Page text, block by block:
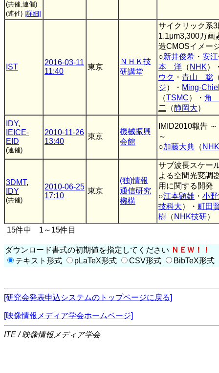
(共催,連催)
(連催) [詳細]
IST
2016-03-11
11:40
東京
ＮＨＫ技
研講堂
サイクリック系
1.1μm3,300万画
造CMOSイメー
○新井俊希 ・ 安
本 洋 （ NHK）
ウク ・ 青山 聡
ジ）・ Ming-
（TSMC）・ 角
二
（静岡大）
IDY,
IEICE-
EID
(連催)
2010-11-26
13:40
東京
機械振興
会館
IMID2010報告
～
○加藤大典 （
3DMT,
IDY
(共催)
2010-06-25
17:10
東京
(独)情報
通信研究
機構
サブ波長スケー
よる空間光変調
用に関する開発
○江本顕雄 ・ 小
技科大）・ 町田
樹 （ NHK技研）
15件中 1～15件目
ダウンロード書式の初期値を指定してください ＮＥＷ！！
テキスト形式
pLaTeX形式 CSV形式 BibTeX形式
[研究会発表申込システムのトップページに戻る]
[映像情報メディア学会ホームページ]
ITE / 映像情報メディア学会